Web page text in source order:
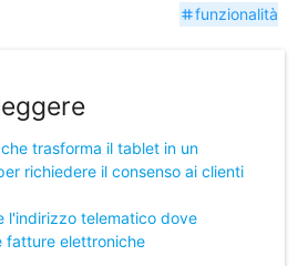
tagfunzionalità
trasforma il tablet in un
richiedere il consenso ai clienti
l'indirizzo telematico dove
fatture elettroniche